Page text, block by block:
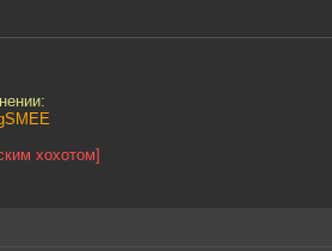
хохотом]